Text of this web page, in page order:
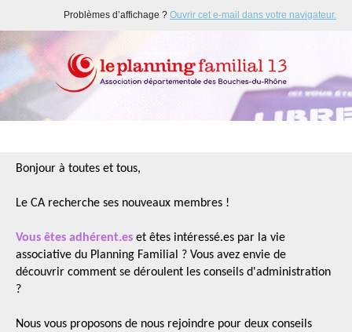
Problèmes d’affichage ? Ouvrir cet e-mail dans votre navigateur.
Bonjour à toutes et tous,
Le CA recherche ses nouveaux membres !
Vous êtes adhérent.es et êtes intéressé.es par la vie
associative du Planning Familial ? Vous avez envie de
découvrir comment se déroulent les conseils d'administration
?
Nous vous proposons de nous rejoindre pour deux conseils